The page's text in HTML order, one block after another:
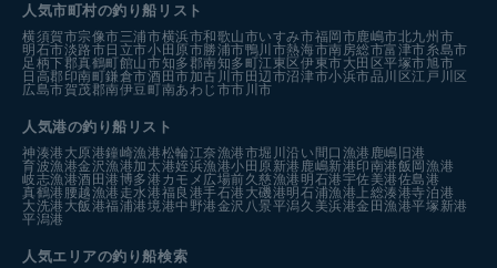
人気市町村の釣り船リスト
横須賀市宗像市三浦市横浜市和歌山市いすみ市福岡市鹿嶋市北九州市
明石市淡路市 日立市小田原市勝浦市鴨川市熱海市南房総市富津市糸島市
足柄下郡真鶴町館山市知多郡南知多町江東区伊東市大田区平塚市旭市
日高郡印南町鎌倉市酒田市加古川市 田辺市沼津市小浜市品川区江戸川区
広島市賀茂郡南伊豆町南あわじ市市川市
人気港の釣り船リスト
神湊港 大原港鐘崎漁港松輪江奈漁港市堀川沿い 間口漁港 鹿嶋旧港
育波漁港金沢漁港加太港姪浜漁港小田原新港 鹿嶋新港印南港飯岡漁港
岐志漁港酒田港博多港カモメ広場前久慈漁港 明石港宇佐美港佐島港
真鶴港 腰越漁港 走水港福良港手石港 大磯港明石浦漁港 上総湊港寺泊港
大洗港 大飯港福浦港境港中野港金沢八景平潟久美浜港金田漁港平塚新港
平潟港
人気エリアの釣り船検索